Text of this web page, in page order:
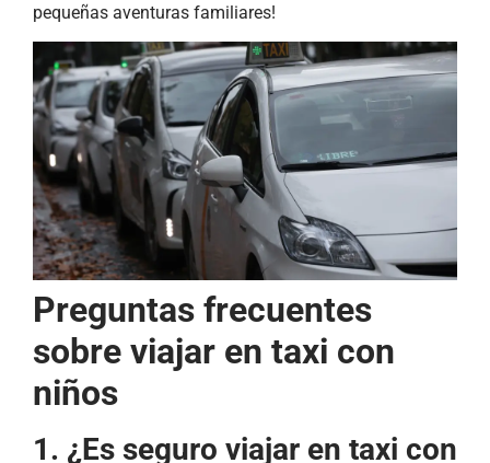
pequeñas aventuras familiares!
Preguntas frecuentes
sobre viajar en taxi con
niños
1. ¿Es seguro viajar en taxi con